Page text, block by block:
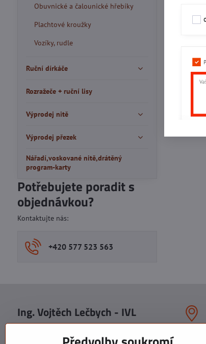
Obuvnické a čalounické hřebíky
Plachtové kroužky
Vozíky, rudle
Ruční dírkáče
Rozražeče + ruční lisy
Výprodej nitě
Výprodej přezek
Nářadí,voskované nitě,drátěný
program-karty
Potřebujete poradit s
objednávkou?
Kontaktujte nás:
+420 577 523 563
Ing. Vojtěch Lečbych - IVL
DIČ: CZ5602130809